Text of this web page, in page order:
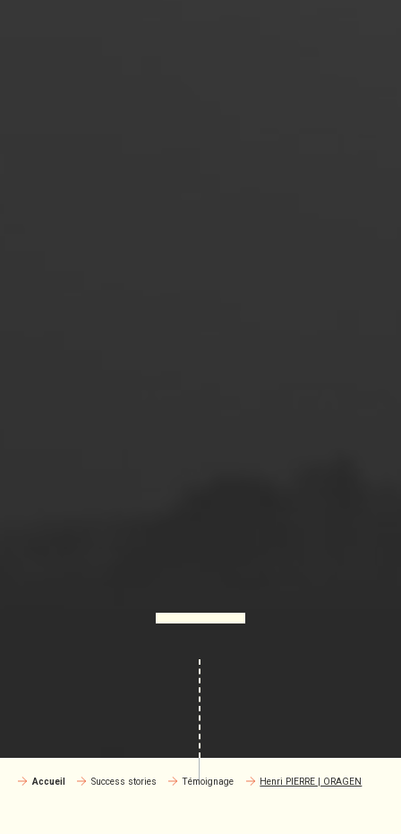
Accueil Success stories Témoignage Henri PIERRE | ORAGEN